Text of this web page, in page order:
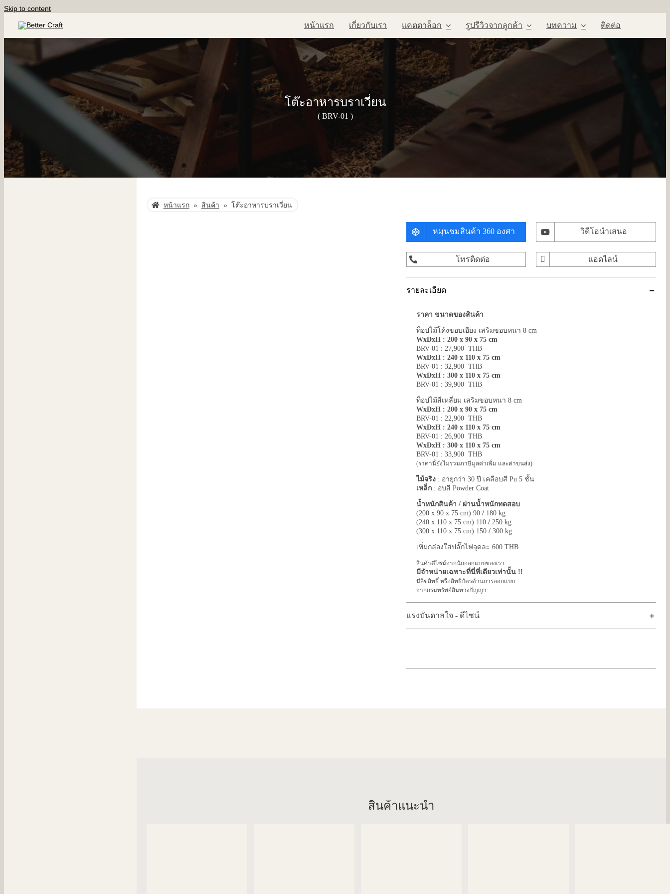
Skip to content
หน้าแรก เกี่ยวกับเรา แคตตาล็อก รูปรีวิวจากลูกค้า บทความ ติดต่อ
โต๊ะอาหารบราเวี่ยน
( BRV-01 )
หน้าแรก » สินค้า » โต๊ะอาหารบราเวี่ยน
หมุนชมสินค้า 360 องศา วิดีโอนำเสนอ
โทรติดต่อ แอดไลน์
รายละเอียด
ราคา ขนาดของสินค้า
ท็อปไม้โค้งขอบเอียง เสริมขอบหนา 8 cm
WxDxH : 200 x 90 x 75 cm
BRV-01 : 27,900 THB
WxDxH : 240 x 110 x 75 cm
BRV-01 : 32,900 THB
WxDxH : 300 x 110 x 75 cm
BRV-01 : 39,900 THB
ท็อปไม้สี่เหลี่ยม เสริมขอบหนา 8 cm
WxDxH : 200 x 90 x 75 cm
BRV-01 : 22,900 THB
WxDxH : 240 x 110 x 75 cm
BRV-01 : 26,900 THB
WxDxH : 300 x 110 x 75 cm
BRV-01 : 33,900 THB
(ราคานี้ยังไม่รวมภาษีมูลค่าเพิ่ม และค่าขนส่ง)
ไม้จริง: อายุกว่า 30 ปี เคลือบสี Pu 5 ชั้น
เหล็ก: อบสี Powder Coat
น้ำหนักสินค้า / ผ่านน้ำหนักทดสอบ
(200 x 90 x 75 cm) 90 / 180 kg
(240 x 110 x 75 cm) 110 / 250 kg
(300 x 110 x 75 cm) 150 / 300 kg
เพิ่มกล่องใส่ปลั๊กไฟจุดละ 600 THB
สินค้าดีไซน์จากนักออกแบบของเรา
มีจำหน่ายเฉพาะที่นี่ที่เดียวเท่านั้น !!
มีลิขสิทธิ์ หรือสิทธิบัตรด้านการออกแบบ
จากกรมทรัพย์สินทางปัญญา
แรงบันดาลใจ - ดีไซน์
สินค้าแนะนำ